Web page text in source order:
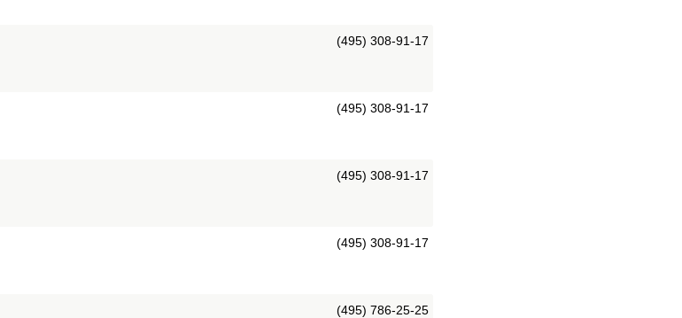
(495) 308-91-17
(495) 308-91-17
(495) 308-91-17
(495) 308-91-17
(495) 786-25-25